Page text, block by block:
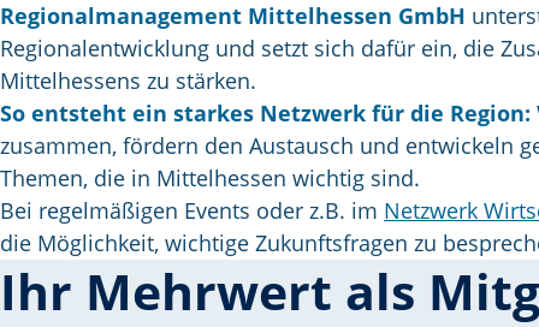
Regionalmanagement Mittelhessen GmbH
Regionalentwicklung und setzt sich dafür ein, die
Mittelhessens zu stärken.
So entsteht ein starkes Netzwerk für die Region:
zusammen, fördern den Austausch und entwickeln
Themen, die in Mittelhessen wichtig sind.
Bei regelmäßigen Events oder z.B. im Netzwerk
die Möglichkeit, wichtige Zukunftsfragen zu
Ihr Mehrwert als